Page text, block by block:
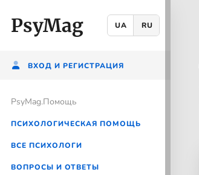
PsyMag UA RU
ВХОД И РЕГИСТРАЦИЯ
PsyMag.Помощь
ПСИХОЛОГИЧЕСКАЯ ПОМОЩЬ
ВСЕ ПСИХОЛОГИ
ВОПРОСЫ И ОТВЕТЫ